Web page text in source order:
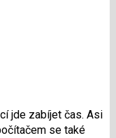
jde zabíjet čas. Asi
se také